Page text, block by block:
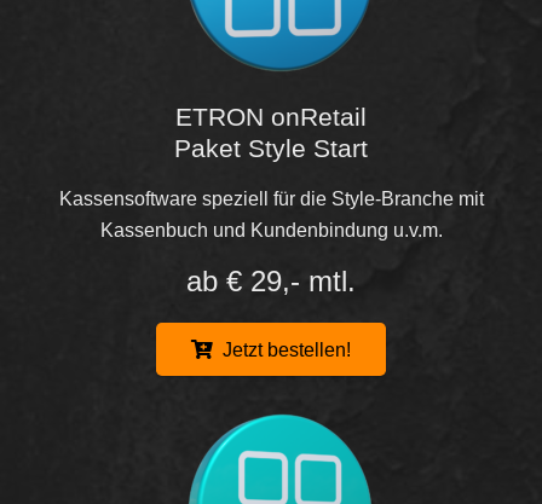
ETRON onRetail
Paket Style Start
Kassensoftware speziell für die Style-Branche mit
Kassenbuch und Kundenbindung u.v.m.
ab € 29,- mtl.
Jetzt bestellen!